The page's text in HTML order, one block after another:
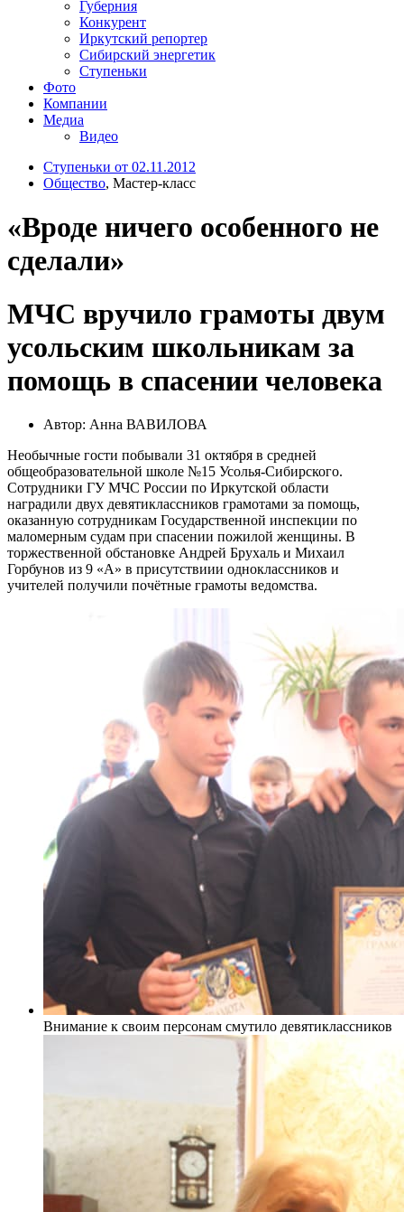
Губерния
Конкурент
Иркутский репортер
Сибирский энергетик
Ступеньки
Фото
Компании
Медиа
Видео
Ступеньки от 02.11.2012
Общество, Мастер-класс
«Вроде ничего особенного не
сделали»
МЧС вручило грамоты двум
усольским школьникам за
помощь в спасении человека
Автор: Анна ВАВИЛОВА
Необычные гости побывали 31 октября в средней
общеобразовательной школе №15 Усолья-Сибирского.
Сотрудники ГУ МЧС России по Иркутской области
наградили двух девятиклассников грамотами за помощь,
оказанную сотрудникам Государственной инспекции по
маломерным судам при спасении пожилой женщины. В
торжественной обстановке Андрей Брухаль и Михаил
Горбунов из 9 «А» в присутствиии одноклассников и
учителей получили почётные грамоты ведомства.
Внимание к своим персонам смутило девятиклассников